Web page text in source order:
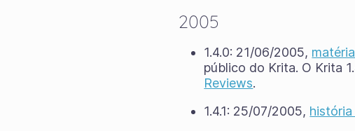
2005
1.4.0: 21/06/2005,
público do Krita. O Krita
Reviews.
1.4.1: 25/07/2005,